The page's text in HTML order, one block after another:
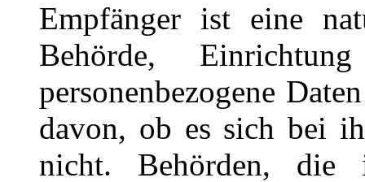
Empfänger ist eine
Behörde,
personenbezogene
davon, ob es sich bei
nicht. Behörden, die